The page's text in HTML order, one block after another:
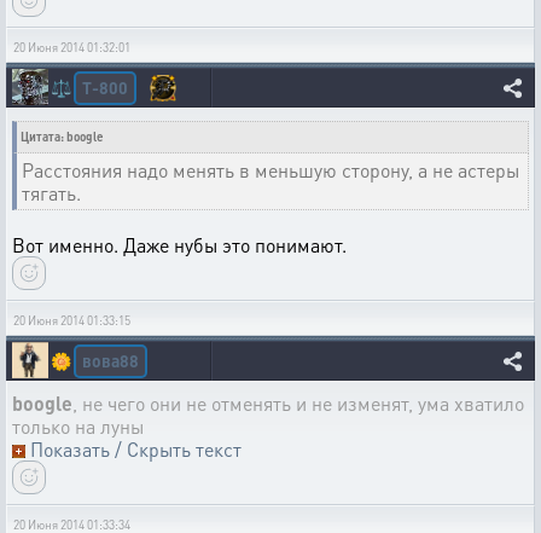
20 Июня 2014 01:32:01
⚖️ T-800
Цитата: boogle
Расстояния надо менять в меньшую сторону, а не астеры
тягать.
Вот именно. Даже нубы это понимают.
20 Июня 2014 01:33:15
🌼 вова88
boogle , не чего они не отменять и не изменят, ума хватило
только на луны
Показать / Скрыть текст
20 Июня 2014 01:33:34